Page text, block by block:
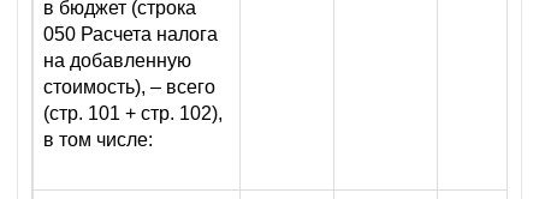
в бюджет (строка
050 Расчета налога
на добавленную
стоимость), – всего
(стр. 101 + стр. 102),
в том числе: